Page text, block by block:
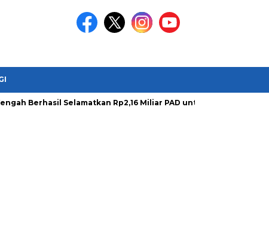
Selamatkan Rp2,16 Miliar PAD untuk Perkuat